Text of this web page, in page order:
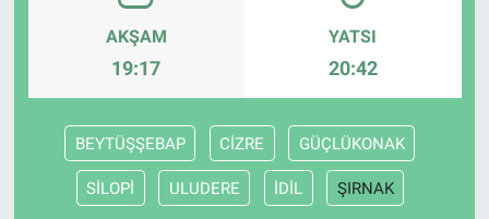
AKŞAM
19:17
YATSI
20:42
BEYTÜŞŞEBAP CİZRE GÜÇLÜKONAK
SİLOPİ ULUDERE İDİL ŞIRNAK